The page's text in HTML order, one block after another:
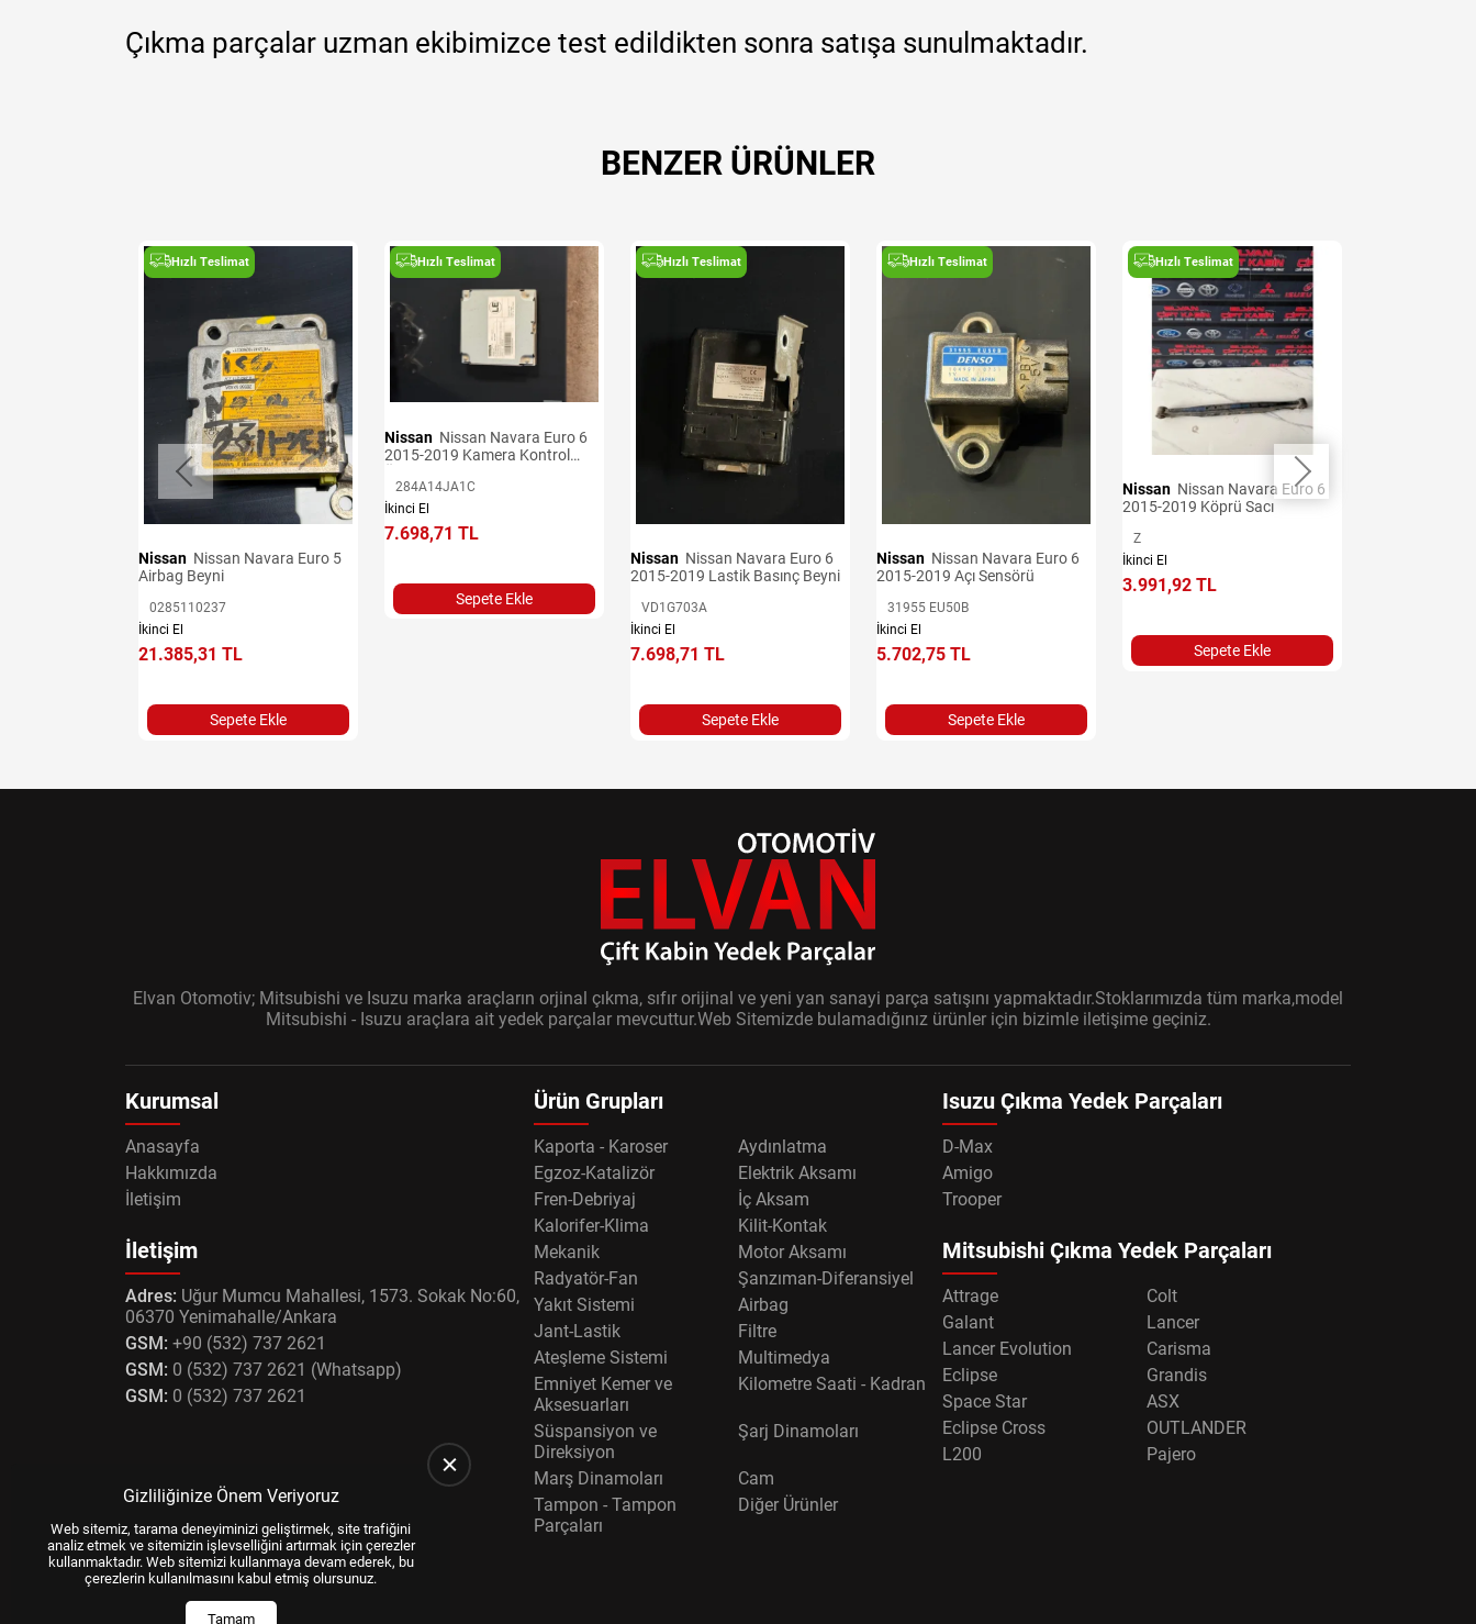
Çıkma parçalar uzman ekibimizce test edildikten sonra satışa sunulmaktadır.
BENZER ÜRÜNLER
Hızlı Teslimat
Nissan
Airbag Beyni
0285110237
İkinci El
21.385,31 TL
Sepete Ekle
Hızlı Teslimat
Nissan
2015-2019 Kamera Kontrol
284A14JA1C
İkinci El
7.698,71 TL
Sepete Ekle
Hızlı Teslimat
Nissan
2015-2019 Lastik Basınç Beyni
VD1G703A
İkinci El
7.698,71 TL
Sepete Ekle
Hızlı Teslimat
Nissan
2015-2019 Açı Sensörü
31955 EU50B
İkinci El
5.702,75 TL
Sepete Ekle
Hızlı Teslimat
Nissan
2015-2019 Köprü Sacı
Z
İkinci El
3.991,92 TL
Sepete Ekle
Elvan Otomotiv; Mitsubishi ve Isuzu marka araçların orjinal çıkma, sıfır orijinal ve yeni yan sanayi parça satışını yapmaktadır.Stoklarımızda tüm marka,model
Mitsubishi - Isuzu araçlara ait yedek parçalar mevcuttur.Web Sitemizde bulamadığınız ürünler için bizimle iletişime geçiniz.
Kurumsal
Anasayfa
Hakkımızda
İletişim
İletişim
Adres: Uğur Mumcu Mahallesi, 1573. Sokak No:60,
06370 Yenimahalle/Ankara
GSM: +90 (532) 737 2621
GSM: 0 (532) 737 2621 (Whatsapp)
GSM: 0 (532) 737 2621
Ürün Grupları
Kaporta - Karoser
Aydınlatma
Egzoz-Katalizör
Elektrik Aksamı
Fren-Debriyaj
İç Aksam
Kalorifer-Klima
Kilit-Kontak
Mekanik
Motor Aksamı
Radyatör-Fan
Şanzıman-Diferansiyel
Yakıt Sistemi
Airbag
Jant-Lastik
Filtre
Ateşleme Sistemi
Multimedya
Emniyet Kemer ve
Aksesuarları
Kilometre Saati - Kadran
Süspansiyon ve
Direksiyon
Şarj Dinamoları
Marş Dinamoları
Cam
Tampon - Tampon
Parçaları
Diğer Ürünler
Isuzu Çıkma Yedek Parçaları
D-Max
Amigo
Trooper
Mitsubishi Çıkma Yedek Parçaları
Attrage
Colt
Galant
Lancer
Lancer Evolution
Carisma
Eclipse
Grandis
Space Star
ASX
Eclipse Cross
OUTLANDER
L200
Pajero
Gizliliğinize Önem Veriyoruz
Web sitemiz, tarama deneyiminizi geliştirmek, site trafiğini
analiz etmek ve sitemizin işlevselliğini artırmak için çerezler
kullanmaktadır. Web sitemizi kullanmaya devam ederek, bu
çerezlerin kullanılmasını kabul etmiş olursunuz.
Tamam